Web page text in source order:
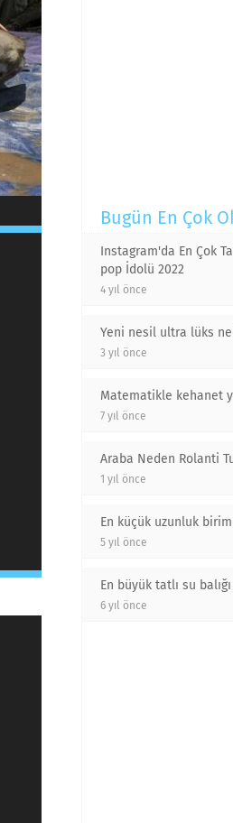
Bugün En Çok
Instagram'da En Çok
pop İdolü 2022
4 yıl önce
Yeni nesil ultra lüks
3 yıl önce
Matematikle kehanet
7 yıl önce
Araba Neden Rolanti
1 yıl önce
En küçük uzunluk
5 yıl önce
En büyük tatlı su
6 yıl önce